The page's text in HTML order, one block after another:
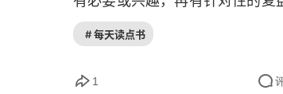
# 每天读点书
1